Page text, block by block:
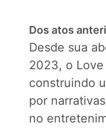
Dos atos
Desde sua
2023, o
construindo
por
no